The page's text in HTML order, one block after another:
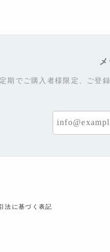
期でご購入者様限定、ご登
法に基づく表記